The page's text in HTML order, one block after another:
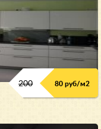
200 80 руб/м2